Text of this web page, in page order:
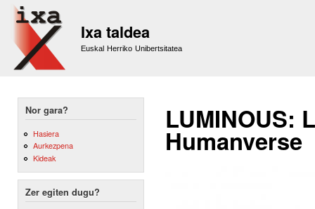
Ixa taldea
Euskal Herriko Unibertsitatea
Nor gara?
Hasiera
Aurkezpena
Kideak
Zer egiten dugu?
LUMINOUS:
Humanverse